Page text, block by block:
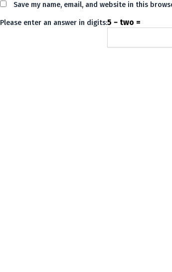
Save my name, email, and website in this
Please enter an answer in digits:5 − two =